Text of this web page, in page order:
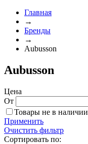
Главная
→
Бренды
→
Aubusson
Aubusson
Цена
От
Товары не в наличии
Применить
Очистить фильтр
Сортировать по: